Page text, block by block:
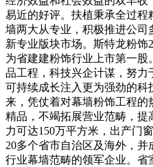
易近的好评。扶植秉承全过
墙两大从专业，积极推进公
新专业版块市场。斯特龙粉饰
为省建建粉饰行业上市第一
品工程，科技兴企计谋，努力
可持续成长注入更为强劲的科
来，凭仗着对幕墙粉饰工程的
精品，不竭拓展营业范畴，
力可达150万平方米，出产门
20多个省市自治区及海外，
行业幕墙范畴的领军企业。省